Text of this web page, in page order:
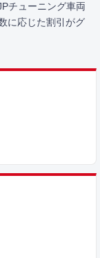
チューニング車両
に応じた割引がグ